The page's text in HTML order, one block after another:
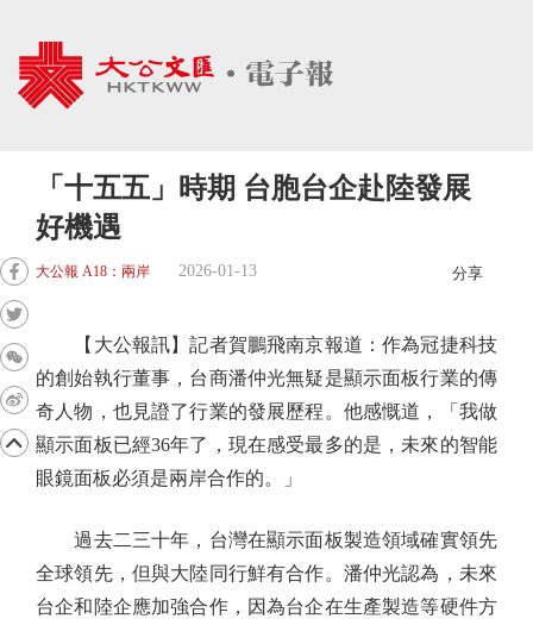
「十五五」時期 台胞台企赴陸發展
好機遇
大公報 A18：兩岸 2026-01-13 分享
【大公報訊】記者賀鵬飛南京報道：作為冠捷科技
的創始執行董事，台商潘仲光無疑是顯示面板行業的傳
奇人物，也見證了行業的發展歷程。他感慨道，「我做
顯示面板已經36年了，現在感受最多的是，未來的智能
眼鏡面板必須是兩岸合作的。」
過去二三十年，台灣在顯示面板製造領域確實領先
全球領先，但與大陸同行鮮有合作。潘仲光認為，未來
台企和陸企應加強合作，因為台企在生產製造等硬件方